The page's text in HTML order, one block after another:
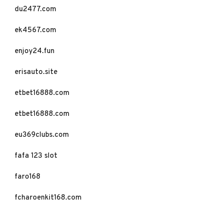
du2477.com
ek4567.com
enjoy24.fun
erisauto.site
etbet16888.com
etbet16888.com
eu369clubs.com
fafa 123 slot
faro168
fcharoenkit168.com